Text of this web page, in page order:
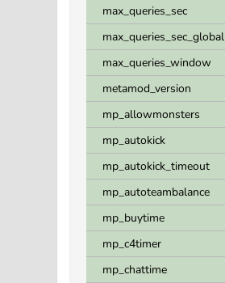
max_queries_sec
max_queries_sec_global
max_queries_window
metamod_version
mp_allowmonsters
mp_autokick
mp_autokick_timeout
mp_autoteambalance
mp_buytime
mp_c4timer
mp_chattime